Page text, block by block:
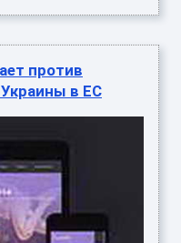
против
в ЕС